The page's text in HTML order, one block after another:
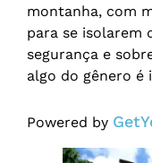
montanha, com
para se isolarem
segurança e
algo do gênero é
Powered by